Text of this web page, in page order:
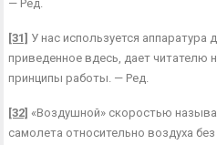
— Ред.
[31] У нас используется аппаратура
приведенное вдесь, дает читателю
принципы работы. — Ред.
[32] «Воздушной» скоростью
самолета относительно воздуха